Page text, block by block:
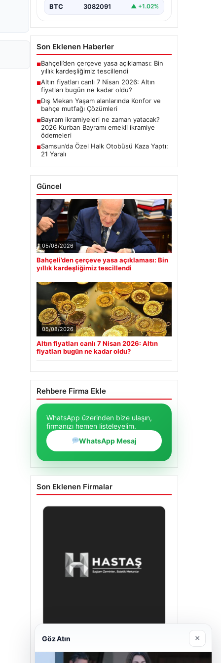
BTC 3082091 ▲ +1.02%
Son Eklenen Haberler
■Bahçeli’den çerçeve yasa açıklaması: Bin
yıllık kardeşliğimiz tescillendi
■Altın fiyatları canlı 7 Nisan 2026: Altın
fiyatları bugün ne kadar oldu?
■Dış Mekan Yaşam alanlarında Konfor ve
bahçe mutfağı Çözümleri
■Bayram ikramiyeleri ne zaman yatacak?
2026 Kurban Bayramı emekli ikramiye
ödemeleri
■Samsun’da Özel Halk Otobüsü Kaza Yaptı:
21 Yaralı
Güncel
05/08/2026
Bahçeli’den çerçeve yasa açıklaması: Bin
yıllık kardeşliğimiz tescillendi
05/08/2026
Altın fiyatları canlı 7 Nisan 2026: Altın
fiyatları bugün ne kadar oldu?
Rehbere Firma Ekle
WhatsApp üzerinden bize ulaşın,
firmanızı hemen listeleyelim.
WhatsApp Mesaj
Son Eklenen Firmalar
Hastaş Beton
Göz Atın ×